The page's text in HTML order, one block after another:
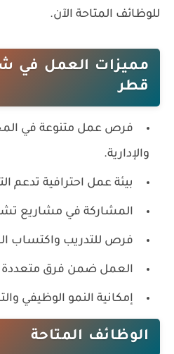
للوظائف المتاحة الآن.
مميزات العمل في
قطر
فرص عمل متنوعة في
والإدارية.
بيئة عمل احترافية تدعم
المشاركة في مشاريع
فرص للتدريب واكتساب
العمل ضمن فرق
إمكانية النمو الوظيفي
الوظائف المتاحة